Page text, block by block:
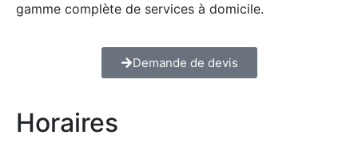
gamme complète de services à domicile.
Demande de devis
Horaires